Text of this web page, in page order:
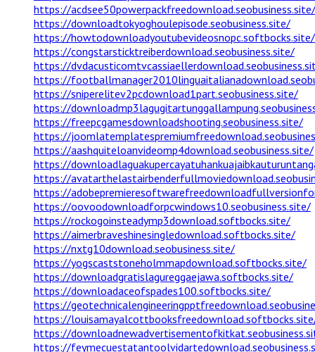
https://acdsee50powerpackfreedownload.seobusiness.site/
https://downloadtokyoghoulepisode.seobusiness.site/
https://howtodownloadyoutubevideosnopc.softbocks.site/
https://congstarsticktreiberdownload.seobusiness.site/
https://
https://
https://sniperelitev2pcdownload1part.seobusiness.site/
https://
https://freepcgamesdownloadshooting.seobusiness.site/
https://
https://aashquiteloanvideomp4download.seobusiness.site/
https://
https://
https://
https://oovoodownloadforpcwindows10.seobusiness.site/
https://rockogoinsteadymp3download.softbocks.site/
https://aimerbraveshinesingledownload.softbocks.site/
https://nxtg10download.seobusiness.site/
https://yogscaststoneholmmapdownload.softbocks.site/
https://downloadgratislagureggaejawa.softbocks.site/
https://downloadaceofspades100.softbocks.site/
https://
https://
https://
https://